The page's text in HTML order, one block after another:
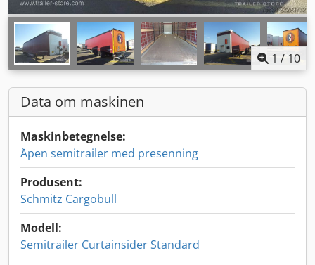
1 / 10
Data om maskinen
Maskinbetegnelse:
Åpen semitrailer med presenning
Produsent:
Schmitz Cargobull
Modell:
Semitrailer Curtainsider Standard